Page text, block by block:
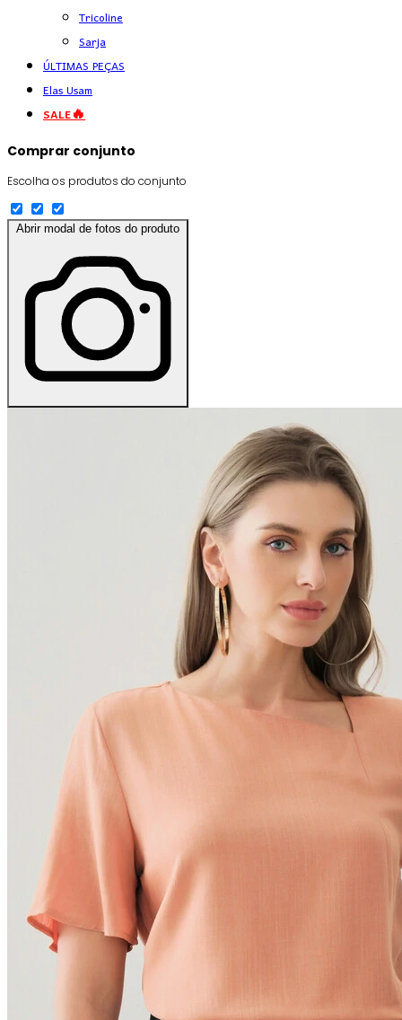
Tricoline
Sarja
ÚLTIMAS PEÇAS
Elas Usam
SALE🔥
Comprar conjunto
Escolha os produtos do conjunto
Abrir modal de fotos do produto